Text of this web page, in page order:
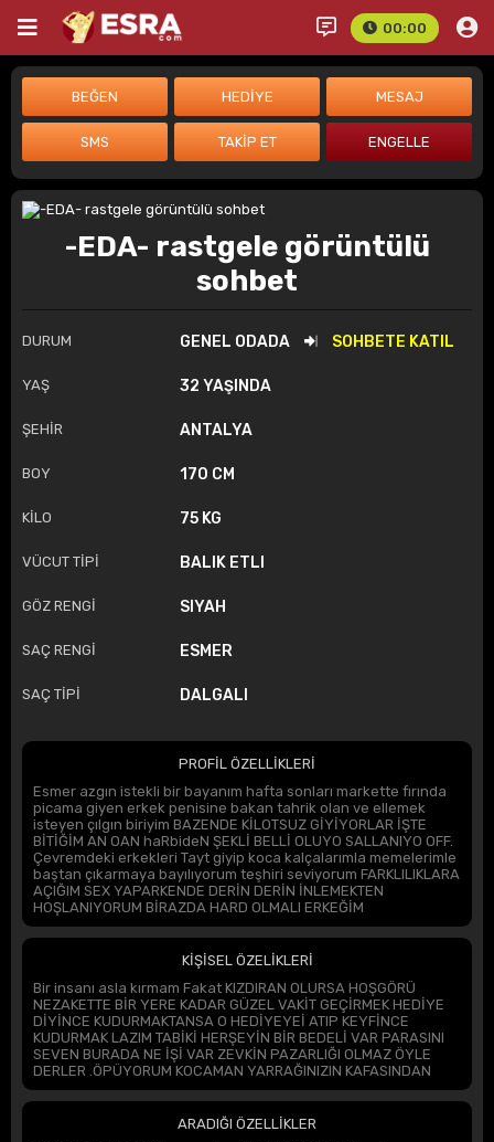
00:00
-EDA- rastgele görüntülü
sohbet
DURUM GENEL ODADA SOHBETE KATIL
YAŞ 32 YAŞINDA
ŞEHİR ANTALYA
BOY 170 CM
KİLO 75 KG
VÜCUT TİPİ BALIK ETLI
GÖZ RENGİ SIYAH
SAÇ RENGİ ESMER
SAÇ TİPİ DALGALI
PROFİL ÖZELLİKLERİ
Esmer azgın istekli bir bayanım hafta sonları markette fırında
picama giyen erkek penisine bakan tahrik olan ve ellemek
isteyen çılgın biriyim BAZENDE KİLOTSUZ GİYİYORLAR İŞTE
BİTİĞİM AN OAN haRbideN ŞEKLİ BELLİ OLUYO SALLANIYO OFF.
Çevremdeki erkekleri Tayt giyip koca kalçalarımla memelerimle
baştan çıkarmaya bayılıyorum teşhiri seviyorum FARKLILIKLARA
AÇIĞIM SEX YAPARKENDE DERİN DERİN İNLEMEKTEN
HOŞLANIYORUM BİRAZDA HARD OLMALI ERKEĞİM
KİŞİSEL ÖZELİKLERİ
Bir insanı asla kırmam Fakat KIZDIRAN OLURSA HOŞGÖRÜ
NEZAKETTE BİR YERE KADAR GÜZEL VAKİT GEÇİRMEK HEDİYE
DİYİNCE KUDURMAKTANSA O HEDİYEYEİ ATIP KEYFİNCE
KUDURMAK LAZIM TABİKİ HERŞEYİN BİR BEDELİ VAR PARASINI
SEVEN BURADA NE İŞİ VAR ZEVKİN PAZARLIĞI OLMAZ ÖYLE
DERLER .ÖPÜYORUM KOCAMAN YARRAĞINIZIN KAFASINDAN
ARADIĞI ÖZELLİKLER